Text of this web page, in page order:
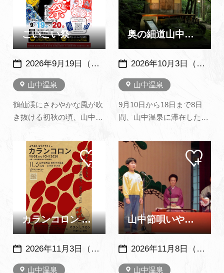
様々な作品、インテリア作
品など、１２０点ほどの出
展を予定しております。ご
本人とっ…
温泉観光協会公式サイトを
ご覧ください。
こいこい祭
山中温泉
2026年9月19日（土）・20日（日）※例年：９月下旬の２日間に開催
鶴仙渓にさわやかな風が吹
き抜ける初秋の頃、山中温
「こいこい祭」が２日間に
わたって開催されます。ふ
だんは落ち着いた湯のまち
も、この時ばかりは華やか
さにあふれ、民謡山中節の
ふるさとにふさわしく、町
民、芸妓衆に浴客も加わっ
て、唄と踊…
奥の細道山中温泉『芭蕉祭』全国俳句大会
山中温泉
2026年10月3日（土）
9月10日から18日まで8日
間、山中温泉に滞在した松
はたおらじ ゆのにほい」
と山中のお湯を絶賛する句
を残しています。※俳句募
集・吟行句会についてはこ
ちら（加賀市公式サイト）
から
カランコロン YUGE no ICHI 2026 （山中温泉）
山中温泉
2026年11月3日（火・祝） ※悪天候時中止
マイ
ペー
ジに
追加
山中節唄いやんこ
山中温泉
2026年11月8日（日）※例年：11月の第２日曜に開催
マイ
ペー
ジに
追加